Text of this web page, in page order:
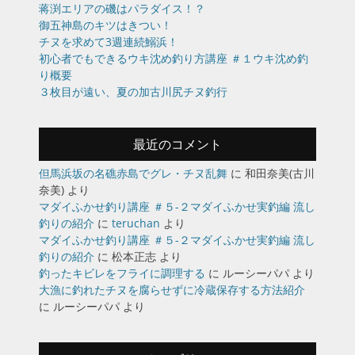
蒋渕エリアの磯はパラダイス！？
御五神島のキツはきつい！
チヌを求めて3週連続鰯浜！
初心者でもできるウキ沈め釣り方講座 ＃１ウキ沈め釣
り概要
３枚目が遠い、夏の加古川尻チヌ釣行
最近のコメント
但馬浜坂の名礁赤島でグレ・チヌ乱舞 に 和田奈美(古川
奈美) より
マダイふかせ釣り講座 ＃５-２マダイふかせ実釣編 流し
釣りの紹介 に teruchan より
マダイふかせ釣り講座 ＃５-２マダイふかせ実釣編 流し
釣りの紹介 に 松本正志 より
釣ったキビレをフライに調理する に ルーシーパパ より
大漁に釣れたチヌを腐らせずに冷蔵保存する方法紹介
に ルーシーパパ より